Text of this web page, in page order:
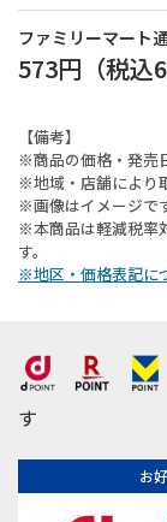
ファミリーマート
573円 （税込
【備考】
※商品の価格・発売
※地域・店舗により
※画像はイメージです
※本商品は軽減税率
す。
※地区・価格表記に
す
お